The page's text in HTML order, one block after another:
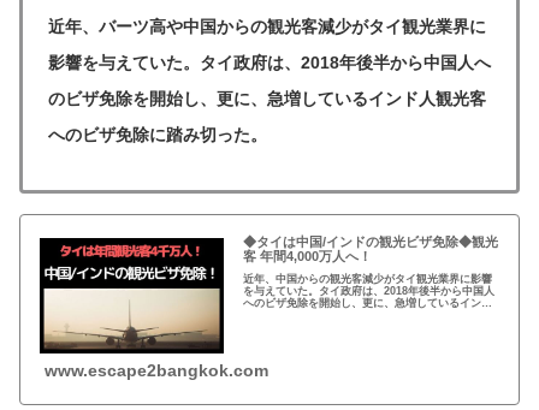
近年、バーツ高や中国からの観光客減少がタイ観光業界に
影響を与えていた。タイ政府は、2018年後半から中国人へ
のビザ免除を開始し、更に、急増しているインド人観光客
へのビザ免除に踏み切った。
◆タイは中国/インドの観光ビザ免除◆観光
客 年間4,000万人へ！
近年、中国からの観光客減少がタイ観光業界に影響
を与えていた。タイ政府は、2018年後半から中国人
へのビザ免除を開始し、更に、急増しているインド
www.escape2bangkok.com